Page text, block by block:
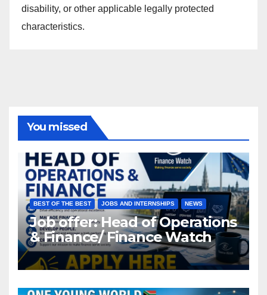
disability, or other applicable legally protected
characteristics.
You missed
BEST OF THE BEST JOBS AND INTERNSHIPS NEWS
Job offer: Head of Operations
& Finance/ Finance Watch